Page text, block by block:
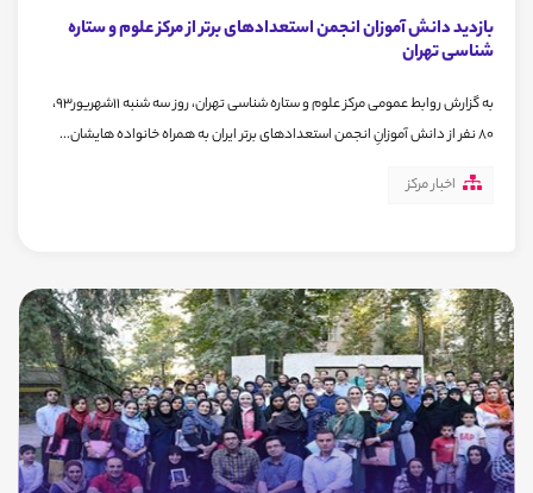
بازدید دانش آموزان انجمن استعدادهای برتر از مرکز علوم و ستاره
شناسی تهران
به گزارش روابط عمومی مرکز علوم و ستاره شناسی تهران، روز سه شنبه 11شهریور93،
80 نفر از دانش آموزانِ انجمن استعدادهای برتر ایران به همراه خانواده هایشان...
اخبار مرکز